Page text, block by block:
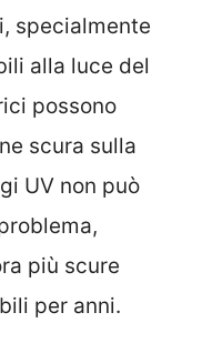
specialmente
alla luce del
possono
scura sulla
UV non può
più scure
per anni.